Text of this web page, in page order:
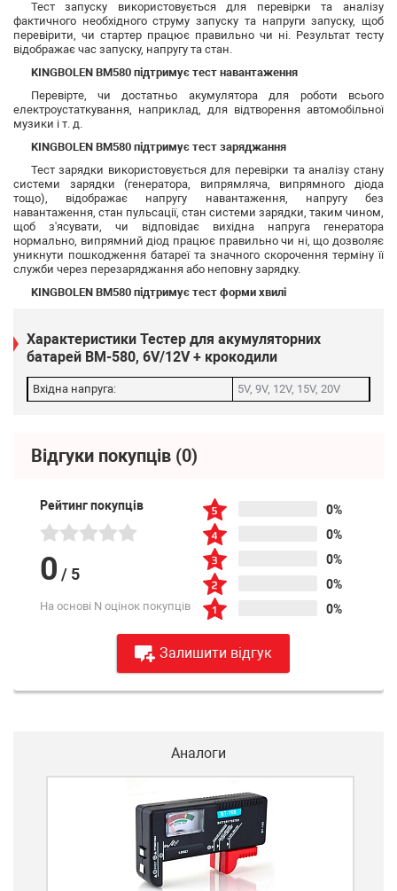
Тест запуску використовується для перевірки та аналізу
фактичного необхідного струму запуску та напруги запуску, щоб
перевірити, чи стартер працює правильно чи ні. Результат тесту
відображає час запуску, напругу та стан.
KINGBOLEN BM580 підтримує тест навантаження
Перевірте, чи достатньо акумулятора для роботи всього
електроустаткування, наприклад, для відтворення автомобільної
музики і т. д.
KINGBOLEN BM580 підтримує тест заряджання
Тест зарядки використовується для перевірки та аналізу стану
системи зарядки (генератора, випрямляча, випрямного діода
тощо), відображає напругу навантаження, напругу без
навантаження, стан пульсації, стан системи зарядки, таким чином,
щоб з'ясувати, чи відповідає вихідна напруга генератора
нормально, випрямний діод працює правильно чи ні, що дозволяє
уникнути пошкодження батареї та значного скорочення терміну її
служби через перезаряджання або неповну зарядку.
KINGBOLEN BM580 підтримує тест форми хвилі
Характеристики Тестер для акумуляторних
батарей BM-580, 6V/12V + крокодили
Вхідна напруга: 5V, 9V, 12V, 15V, 20V
Відгуки покупців (0)
Рейтинг покупців
0 / 5
На основі N оцінок покупців
0%
0%
0%
0%
0%
Залишити відгук
Аналоги